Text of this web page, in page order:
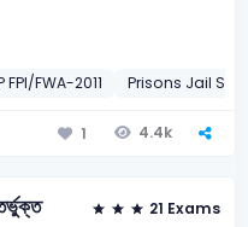
FPI/FWA-2011 Prisons Jail
1 4.4k
21 Exams